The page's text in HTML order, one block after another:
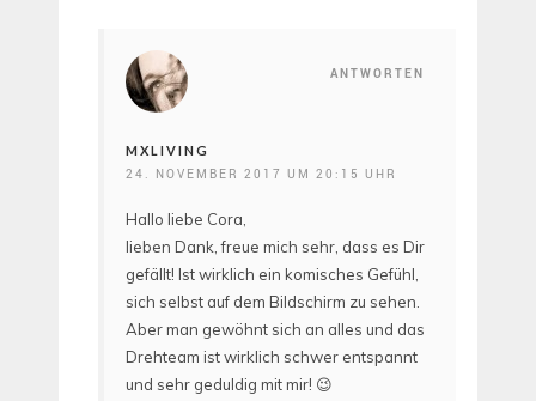
ANTWORTEN
MXLIVING
24. NOVEMBER 2017 UM 20:15 UHR
Hallo liebe Cora,
lieben Dank, freue mich sehr, dass es Dir
gefällt! Ist wirklich ein komisches Gefühl,
sich selbst auf dem Bildschirm zu sehen.
Aber man gewöhnt sich an alles und das
Drehteam ist wirklich schwer entspannt
und sehr geduldig mit mir! 😉